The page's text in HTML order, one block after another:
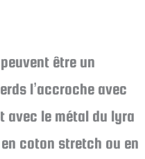
être un
l’accroche avec
le métal du lyra
coton stretch ou en